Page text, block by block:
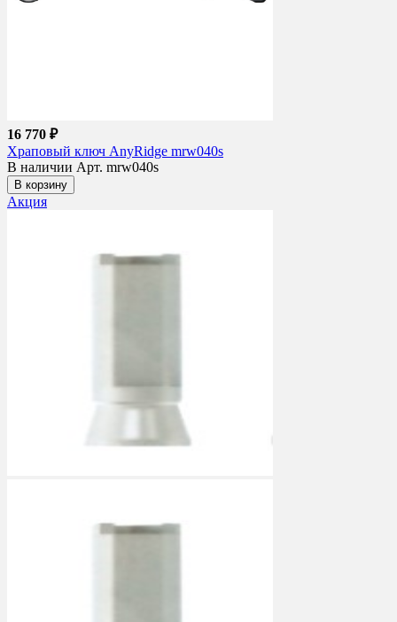
16 770 ₽
Храповый ключ AnyRidge mrw040s
В наличии Арт. mrw040s
В корзину
Акция